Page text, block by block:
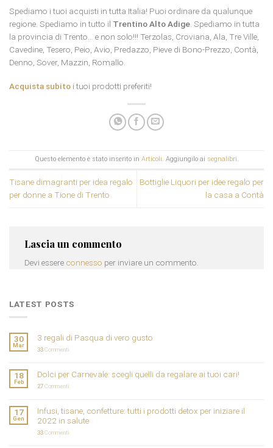
Spediamo i tuoi acquisti in tutta Italia! Puoi ordinare da qualunque
regione. Spediamo in tutto il Trentino Alto Adige . Spediamo in tutta
la provincia di Trento… e non solo!!! Terzolas, Croviana, Ala, Tre Ville,
Cavedine, Tesero, Peio, Avio, Predazzo, Pieve di Bono-Prezzo, Contà,
Denno, Sover, Mazzin, Romallo.
Acquista subito i tuoi prodotti preferiti!
Questo elemento è stato inserito in Articoli. Aggiungilo ai segnalibri.
Tisane dimagranti per idea regalo
per donne a Tione di Trento
Bottiglie Liquori per idee regalo per
la casa a Contà
Lascia un commento
Devi essere connesso per inviare un commento.
LATEST POSTS
30
Mar
3 regali di Pasqua di vero gusto
33Commenti
18
Feb
Dolci per Carnevale: scegli quelli da regalare ai tuoi cari!
27Commenti
17
Gen
Infusi, tisane, confetture: tutti i prodotti detox per iniziare il
2022 in salute
33Commenti